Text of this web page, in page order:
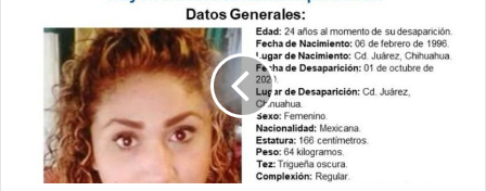
pes0s
localizar